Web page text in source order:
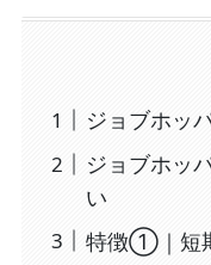
ジョブホッ
ジョブホッ
い
特徴①｜短